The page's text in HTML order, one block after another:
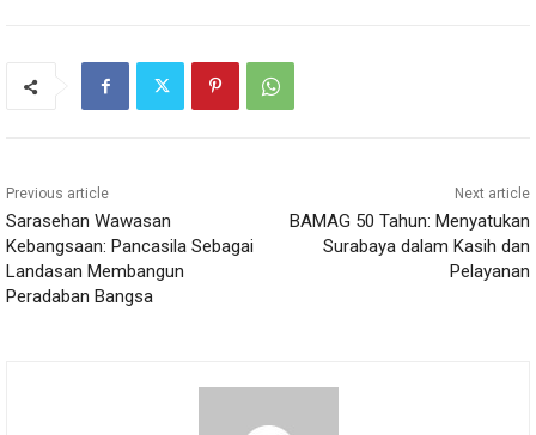
Previous article
Sarasehan Wawasan
Kebangsaan: Pancasila Sebagai
Landasan Membangun
Peradaban Bangsa
Next article
BAMAG 50 Tahun: Menyatukan
Surabaya dalam Kasih dan
Pelayanan